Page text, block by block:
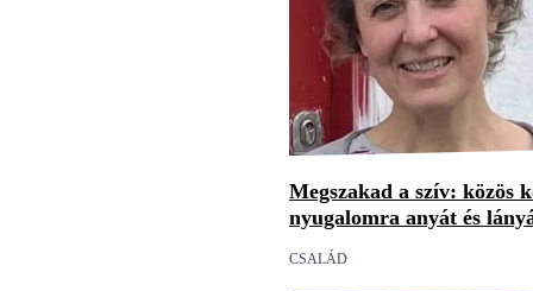
Megszakad a szív: közös
nyugalomra anyát és
CSALÁD